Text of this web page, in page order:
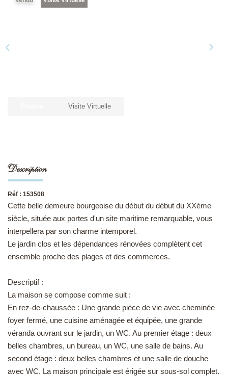
CONTACT
Visite Virtuelle
Description
Réf : 153508
Cette belle demeure bourgeoise du début du début du XXème
siècle, située aux portes d'un site maritime remarquable, vous
interpellera par son charme intemporel.
Le jardin clos et les dépendances rénovées complètent cet
ensemble proche des plages et des commerces.
Descriptif :
La maison se compose comme suit :
En rez-de-chaussée : Une grande pièce de vie avec cheminée
foyer fermé, une cuisine aménagée et équipée, une grande
véranda ouvrant sur le jardin, un WC. Au premier étage : deux
belles chambres, un bureau, un WC, une salle de bains. Au
second étage : deux belles chambres et une salle de douche
avec WC. La maison principale est érigée sur sous-sol complet.